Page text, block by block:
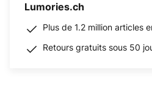
Lumories.ch
Plus de 1.2 million articles
Retours gratuits sous 50